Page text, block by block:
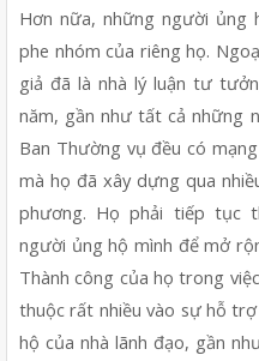
Hơn nữa, những người ủng
phe nhóm của riêng họ.
giả đã là nhà lý luận tư
năm, gần như tất cả những
Ban Thường vụ đều có
mà họ đã xây dựng qua
phương. Họ phải tiếp tục
người ủng hộ mình để mở
Thành công của họ trong
thuộc rất nhiều vào sự hỗ
hộ của nhà lãnh đạo, gần